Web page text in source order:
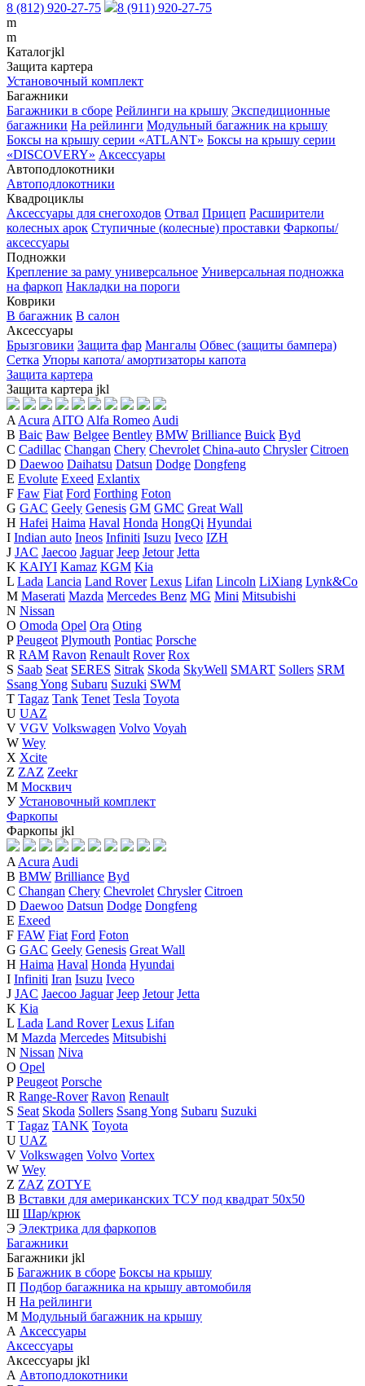
8 (812) 920-27-75
8 (911) 920-27-75
m
m
Каталогjkl
Защита картера
Установочный комплект
Багажники
Багажники в сборе Рейлинги на крышу Экспедиционные
багажники На рейлинги Модульный багажник на крышу
Боксы на крышу серии «ATLANT» Боксы на крышу серии
«DISCOVERY» Аксессуары
Автоподлокотники
Автоподлокотники
Квадроциклы
Аксессуары для снегоходов Отвал Прицеп Расширители
колесных арок Ступичные (колесные) проставки Фаркопы/
аксессуары
Подножки
Крепление за раму универсальное Универсальная подножка
на фаркоп Накладки на пороги
Коврики
В багажник В салон
Аксессуары
Брызговики Защита фар Мангалы Обвес (защиты бампера)
Сетка Упоры капота/ амортизаторы капота
Защита картера
Защита картера jkl
A Acura AITO Alfa Romeo Audi
B Baic Baw Belgee Bentley BMW Brilliance Buick Byd
C Cadillac Changan Chery Chevrolet China-auto Chrysler Citroen
D Daewoo Daihatsu Datsun Dodge Dongfeng
E Evolute Exeed Exlantix
F Faw Fiat Ford Forthing Foton
G GAC Geely Genesis GM GMC Great Wall
H Hafei Haima Haval Honda HongQi Hyundai
I Indian auto Ineos Infiniti Isuzu Iveco IZH
J JAC Jaecoo Jaguar Jeep Jetour Jetta
K KAIYI Kamaz KGM Kia
L Lada Lancia Land Rover Lexus Lifan Lincoln LiXiang Lynk&Co
M Maserati Mazda Mercedes Benz MG Mini Mitsubishi
N Nissan
O Omoda Opel Ora Oting
P Peugeot Plymouth Pontiac Porsche
R RAM Ravon Renault Rover Rox
S Saab Seat SERES Sitrak Skoda SkyWell SMART Sollers SRM
Ssang Yong Subaru Suzuki SWM
T Tagaz Tank Tenet Tesla Toyota
U UAZ
V VGV Volkswagen Volvo Voyah
W Wey
X Xcite
Z ZAZ Zeekr
М Москвич
У Установочный комплект
Фаркопы
Фаркопы jkl
A Acura Audi
B BMW Brilliance Byd
C Changan Chery Chevrolet Chrysler Citroen
D Daewoo Datsun Dodge Dongfeng
E Exeed
F FAW Fiat Ford Foton
G GAC Geely Genesis Great Wall
H Haima Haval Honda Hyundai
I Infiniti Iran Isuzu Iveco
J JAC Jaecoo Jaguar Jeep Jetour Jetta
K Kia
L Lada Land Rover Lexus Lifan
M Mazda Mercedes Mitsubishi
N Nissan Niva
O Opel
P Peugeot Porsche
R Range-Rover Ravon Renault
S Seat Skoda Sollers Ssang Yong Subaru Suzuki
T Tagaz TANK Toyota
U UAZ
V Volkswagen Volvo Vortex
W Wey
Z ZAZ ZOTYE
В Вставки для американских ТСУ под квадрат 50х50
Ш Шар/крюк
Э Электрика для фаркопов
Багажники
Багажники jkl
Б Багажник в сборе Боксы на крышу
П Подбор багажника на крышу автомобиля
Н На рейлинги
М Модульный багажник на крышу
А Аксессуары
Аксессуары
Аксессуары jkl
А Автоподлокотники